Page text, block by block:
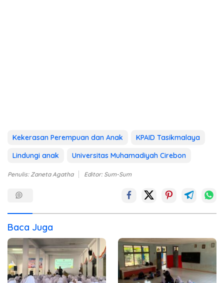
Kekerasan Perempuan dan Anak
KPAID Tasikmalaya
Lindungi anak
Universitas Muhamadiyah Cirebon
Penulis: Zaneta Agatha Editor: Sum-Sum
Baca Juga